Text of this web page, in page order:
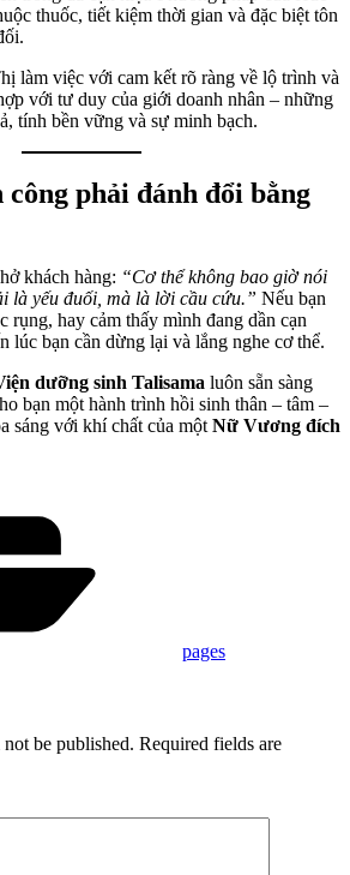
thuốc, tiết kiệm thời gian và đặc biệt tôn
làm việc với cam kết rõ ràng về lộ trình và
với tư duy của giới doanh nhân – những
tính bền vững và sự minh bạch.
phải đánh đổi bằng
khách hàng: “Cơ thể không bao giờ nói
là yếu đuối, mà là lời cầu cứu.” Nếu bạn
rụng, hay cảm thấy mình đang dần cạn
lúc bạn cần dừng lại và lắng nghe cơ thể.
dưỡng sinh Talisama luôn sẵn sàng
bạn một hành trình hồi sinh thân – tâm –
sáng với khí chất của một Nữ Vương đích
pages
be published. Required fields are